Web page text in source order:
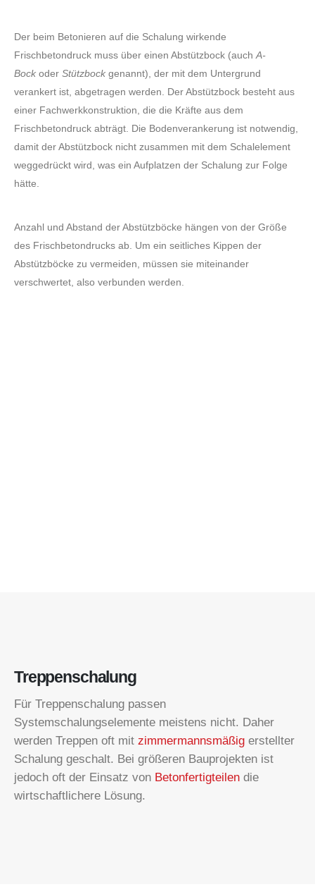
Der beim Betonieren auf die Schalung wirkende
Frischbetondruck muss über einen Abstützbock (auchA-
Bock oder Stützbock genannt), der mit dem Untergrund
verankert ist, abgetragen werden. Der Abstützbock besteht aus
einer Fachwerkkonstruktion, die die Kräfte aus dem
Frischbetondruck abträgt. Die Bodenverankerung ist notwendig,
damit der Abstützbock nicht zusammen mit dem Schalelement
weggedrückt wird, was ein Aufplatzen der Schalung zur Folge
hätte.
Anzahl und Abstand der Abstützböcke hängen von der Größe
des Frischbetondrucks ab. Um ein seitliches Kippen der
Abstützböcke zu vermeiden, müssen sie miteinander
verschwertet, also verbunden werden.
Treppenschalung
Für Treppenschalung passen
Systemschalungselemente meistens nicht. Daher
werden Treppen oft mit zimmermannsmäßig erstellter
Schalung geschalt. Bei größeren Bauprojekten ist
jedoch oft der Einsatz von Betonfertigteilen die
wirtschaftlichere Lösung.